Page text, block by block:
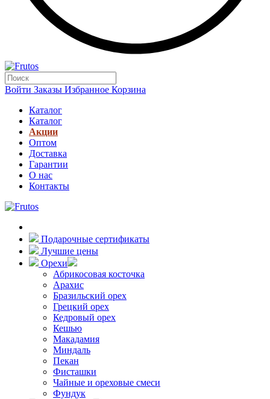
Войти Заказы Избранное Корзина
Каталог
Каталог
Акции
Оптом
Доставка
Гарантии
О нас
Контакты
Подарочные сертификаты
Лучшие цены
Орехи
Абрикосовая косточка
Арахис
Бразильский орех
Грецкий орех
Кедровый орех
Кешью
Макадамия
Миндаль
Пекан
Фисташки
Чайные и ореховые смеси
Фундук